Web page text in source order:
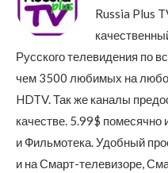
Russia Plus
Русского телевидения по
чем 3500 любимых на
HDTV. Так же каналы
качестве. 5.99$
и Фильмотека. Удобный
и на Смарт-телевизоре,